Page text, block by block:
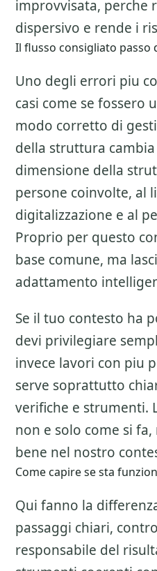
improvvisata, perche
dispersivo e rende i
Il flusso consigliato passo
Uno degli errori piu
casi come se fossero
modo corretto di
della struttura
dimensione della
persone coinvolte, al
digitalizzazione e al
Proprio per questo
base comune, ma
adattamento
Se il tuo contesto ha
devi privilegiare
invece lavori con piu
serve soprattutto
verifiche e strumenti.
non e solo come si
bene nel nostro
Come capire se sta
Qui fanno la
passaggi chiari,
responsabile del